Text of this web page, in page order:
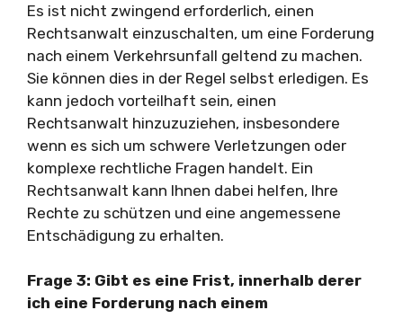
Es ist nicht zwingend erforderlich, einen
Rechtsanwalt einzuschalten, um eine Forderung
nach einem Verkehrsunfall geltend zu machen.
Sie können dies in der Regel selbst erledigen. Es
kann jedoch vorteilhaft sein, einen
Rechtsanwalt hinzuzuziehen, insbesondere
wenn es sich um schwere Verletzungen oder
komplexe rechtliche Fragen handelt. Ein
Rechtsanwalt kann Ihnen dabei helfen, Ihre
Rechte zu schützen und eine angemessene
Entschädigung zu erhalten.
Frage 3: Gibt es eine Frist, innerhalb derer
ich eine Forderung nach einem